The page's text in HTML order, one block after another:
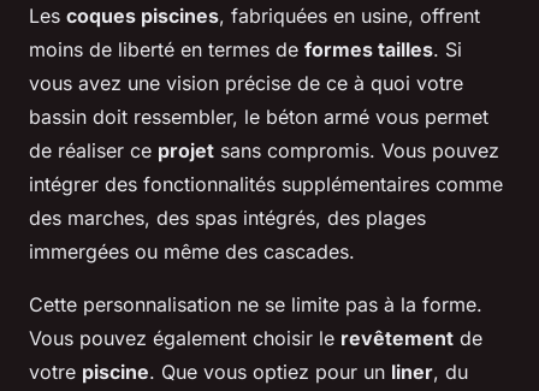
Les coques piscines, fabriquées en usine, offrent
moins de liberté en termes de formes tailles. Si
vous avez une vision précise de ce à quoi votre
bassin doit ressembler, le béton armé vous permet
de réaliser ce projet sans compromis. Vous pouvez
intégrer des fonctionnalités supplémentaires comme
des marches, des spas intégrés, des plages
immergées ou même des cascades.
Cette personnalisation ne se limite pas à la forme.
Vous pouvez également choisir le revêtement de
votre piscine. Que vous optiez pour un liner, du